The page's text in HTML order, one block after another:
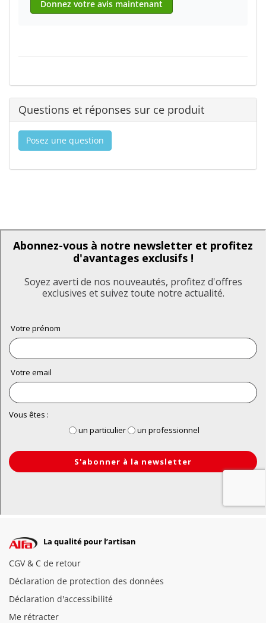
Donnez votre avis maintenant
Questions et réponses sur ce produit
Posez une question
La qualité pour l’artisan
CGV & C de retour
Déclaration de protection des données
Déclaration d'accessibilité
Me rétracter